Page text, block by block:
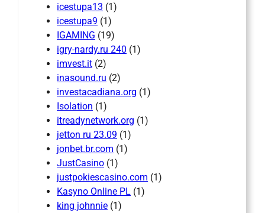
icestupa13 (1)
icestupa9 (1)
IGAMING (19)
igry-nardy.ru 240 (1)
imvest.it (2)
inasound.ru (2)
investacadiana.org (1)
Isolation (1)
itreadynetwork.org (1)
jetton ru 23.09 (1)
jonbet.br.com (1)
JustCasino (1)
justpokiescasino.com (1)
Kasyno Online PL (1)
king johnnie (1)